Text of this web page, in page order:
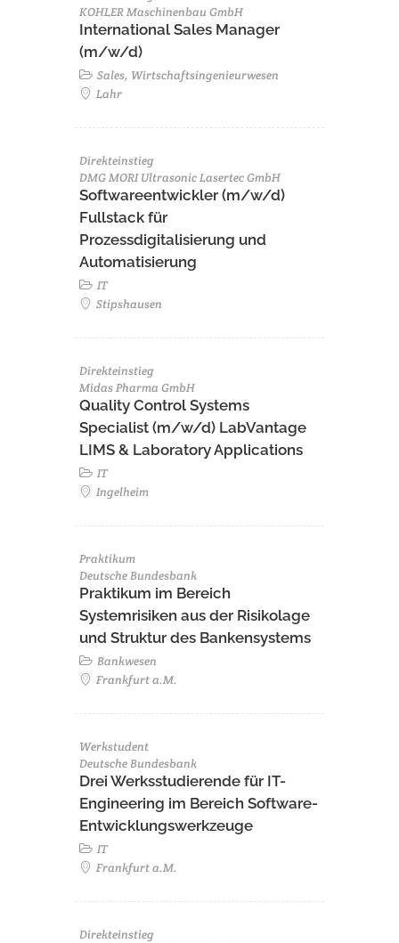
KOHLER Maschinenbau GmbH
International Sales Manager
(m/w/d)
Sales, Wirtschaftsingenieurwesen
Lahr
Direkteinstieg
DMG MORI Ultrasonic Lasertec GmbH
Softwareentwickler (m/w/d)
Fullstack für
Prozessdigitalisierung und
Automatisierung
IT
Stipshausen
Direkteinstieg
Midas Pharma GmbH
Quality Control Systems
Specialist (m/w/d) LabVantage
LIMS & Laboratory Applications
IT
Ingelheim
Praktikum
Deutsche Bundesbank
Praktikum im Bereich
Systemrisiken aus der Risikolage
und Struktur des Bankensystems
Bankwesen
Frankfurt a.M.
Werkstudent
Deutsche Bundesbank
Drei Werksstudierende für IT-
Engineering im Bereich Software-
Entwicklungswerkzeuge
IT
Frankfurt a.M.
Direkteinstieg